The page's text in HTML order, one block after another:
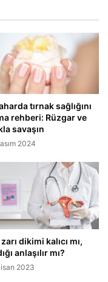
tırnak sağlığını
rehberi: Rüzgar ve
savaşın
2024
zarı dikimi kalıcı mı,
anlaşılır mı?
2023